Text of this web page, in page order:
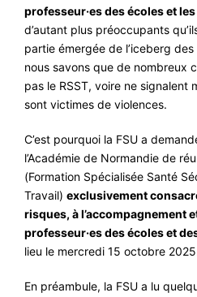
professeur·es des écoles et les
d’autant plus préoccupants
partie émergée de l’iceberg
nous savons que de nombreux
pas le RSST, voire ne signalent
sont victimes de violences.
C’est pourquoi la FSU a
l’Académie de Normandie de
(Formation Spécialisée Santé
Travail) exclusivement
risques, à l’accompagnement
professeur·es des écoles et
lieu le mercredi 15 octobre
En préambule, la FSU a lu